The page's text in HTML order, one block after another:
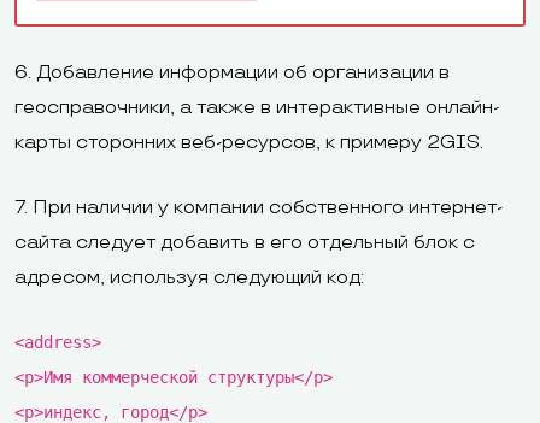
6. Добавление информации об организации в
геосправочники, а также в интерактивные онлайн-
карты сторонних веб-ресурсов, к примеру 2GIS.
7. При наличии у компании собственного интернет-
сайта следует добавить в его отдельный блок с
адресом, используя следующий код:
<address>
<p>Имя коммерческой структуры</p>
<p>индекс, город</p>